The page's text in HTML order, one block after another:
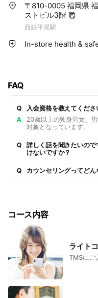
〒810-0005 福岡県
ストビル3階
西鉄平尾駅
In-store health &
FAQ
Q
入会資格を教えてくださ
A
20歳以上の独身男女、
対象となっています。
Q
詳しく話を聞きたいの
けないですか？
Q カウンセリングってどん
コース内容
ライト
TMSにご